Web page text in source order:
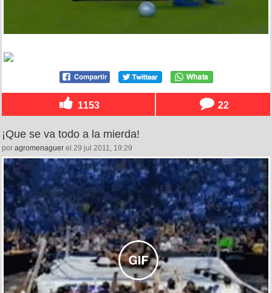
1153 22
¡Que se va todo a la mierda!
por agromenaguer el 29 jul 2011, 19:29